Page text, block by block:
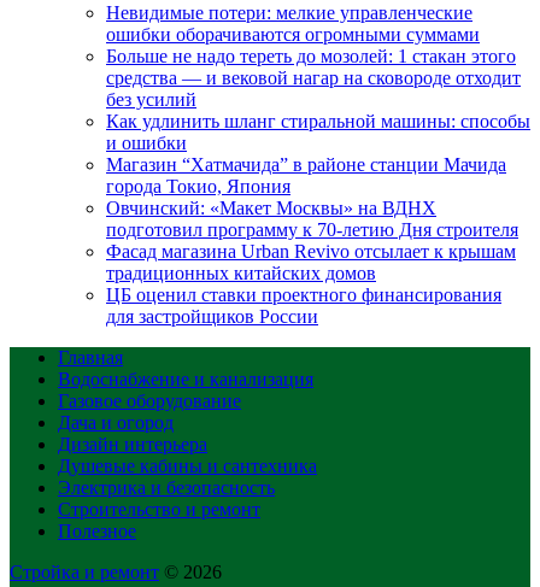
Невидимые потери: мелкие управленческие
ошибки оборачиваются огромными суммами
Больше не надо тереть до мозолей: 1 стакан этого
средства — и вековой нагар на сковороде отходит
без усилий
Как удлинить шланг стиральной машины: способы
и ошибки
Магазин “Хатмачида” в районе станции Мачида
города Токио, Япония
Овчинский: «Макет Москвы» на ВДНХ
подготовил программу к 70-летию Дня строителя
Фасад магазина Urban Revivo отсылает к крышам
традиционных китайских домов
ЦБ оценил ставки проектного финансирования
для застройщиков России
Главная
Водоснабжение и канализация
Газовое оборудование
Дача и огород
Дизайн интерьера
Душевые кабины и сантехника
Электрика и безопасность
Строительство и ремонт
Полезное
Стройка и ремонт © 2026